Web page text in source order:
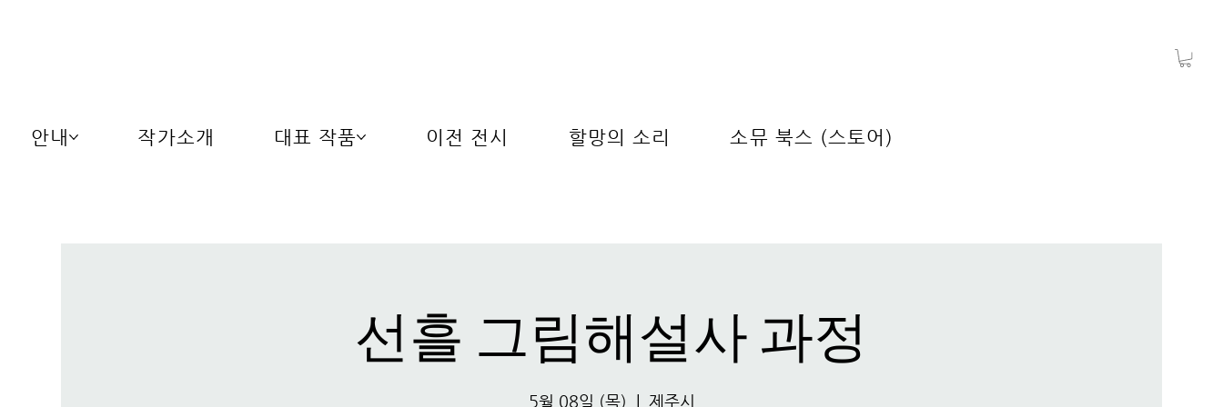
안내 작가소개 대표 작품 이전 전시 할망의 소리 소뮤 북스 (스토어)
선흘 그림해설사 과정
5월 08일 (목) 제주시